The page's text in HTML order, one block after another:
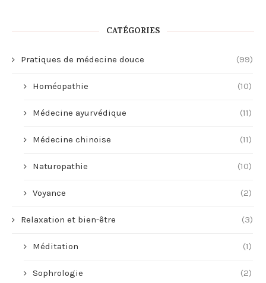
CATÉGORIES
Pratiques de médecine douce (99)
Homéopathie (10)
Médecine ayurvédique (11)
Médecine chinoise (11)
Naturopathie (10)
Voyance (2)
Relaxation et bien-être (3)
Méditation (1)
Sophrologie (2)